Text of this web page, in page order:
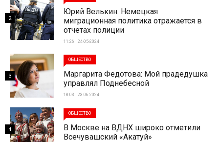
Юрий Велькин: Немецкая
миграционная политика отражается в
отчетах полиции
11:26 | 24-05-2024
2
ОБЩЕСТВО
Маргарита Федотова: Мой прадедушка
управлял Поднебесной
18:03 | 23-06-2024
3
ОБЩЕСТВО
В Москве на ВДНХ широко отметили
Всечувашский «Акатуй»
4